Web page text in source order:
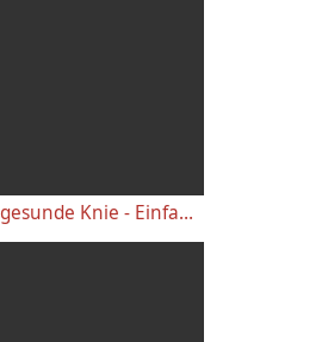
Yoga für gesunde Knie - Einfache wirkungsvolle Gelenkübungen